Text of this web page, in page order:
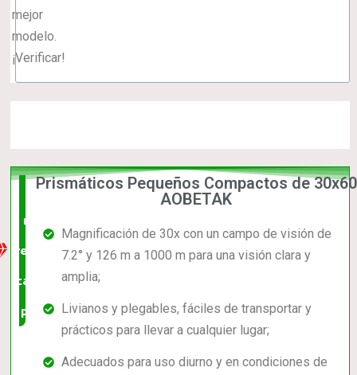
mejor
modelo.
¡Verificar!
La
mejor
relación
calidad-
precio
Prismáticos Pequeños Compactos de 30x60
AOBETAK
Magnificación de 30x con un campo de visión de
7.2° y 126 m a 1000 m para una visión clara y
amplia;
Livianos y plegables, fáciles de transportar y
prácticos para llevar a cualquier lugar;
Adecuados para uso diurno y en condiciones de